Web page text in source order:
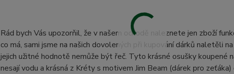
Rád bych Vás upozorňil, že v našem ochodě naleznete jen zboží
co má, sami jsme na našich dovolených při kupování dárků naletěli
jejich užitné hodnotě nemůže být řeč. Tyto krásné osušky koupené
nesají vodu a krásná z Kréty s motivem Jim Beam (dárek pro